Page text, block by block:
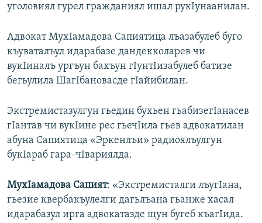
уголовиял гурел гражданиял ишал рукIунаанилан.
Адвокат МухIамадова Сапиятица лъазабулеб буго
къуваталъул идарабазе дандекколарев чи
вукIиналъ ургъун бахъун гIунтIизабулеб батизе
бегьулила ШагIбановасде гIайибилан.
Экстремистазулгун гьедин бухьен гьабизегIанасев
гIантав чи вукIине рес гьечIила гьев адвокатилан
абуна Сапиятица «Эркенлъи» радиоялъулгун
букIараб гара-чIвариялда.
МухIамадова Сапият: «Экстремисталги лъугIана,
гьезие квербакъулелги дагьлъана гьанже хасал
идарабазул ирга адвокатазде щун бугеб къагIида.